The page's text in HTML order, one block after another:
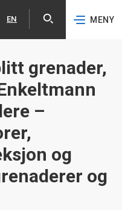
EN
English MENY
grenader,
–
og
og